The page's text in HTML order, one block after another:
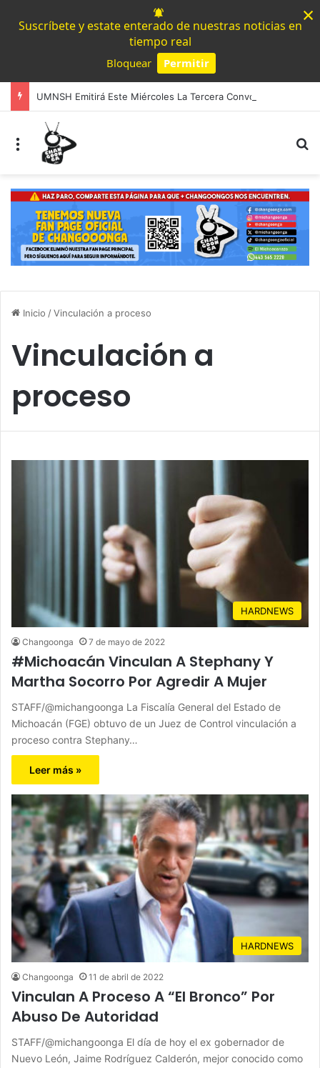
Suscríbete y estate enterado de nuestras noticias en
tiempo real
Bloquear Permitir
×
Menú
Inicio /Vinculación a proceso
Vinculación a
proceso
HARDNEWS
Changoonga 7 de mayo de 2022
#Michoacán Vinculan A Stephany Y
Martha Socorro Por Agredir A Mujer
STAFF/@michangoonga La Fiscalía General del Estado de
Michoacán (FGE) obtuvo de un Juez de Control vinculación a
proceso contra Stephany…
Leer más »
HARDNEWS
Changoonga 11 de abril de 2022
Vinculan A Proceso A “El Bronco” Por
Abuso De Autoridad
STAFF/@michangoonga El día de hoy el ex gobernador de
Nuevo León, Jaime Rodríguez Calderón, mejor conocido como